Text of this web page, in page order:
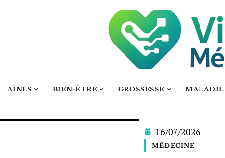
AÎNÉS BIEN-ÊTRE GROSSESSE MALADIE
16/07/2026
MÉDECINE